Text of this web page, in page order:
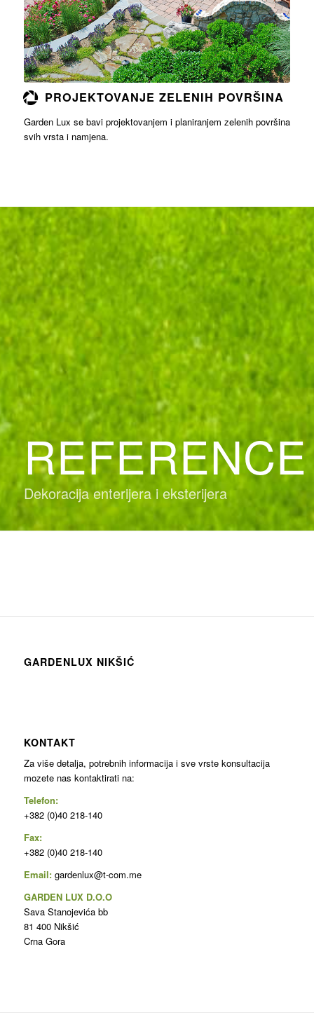
PROJEKTOVANJE ZELENIH POVRŠINA
Garden Lux se bavi projektovanjem i planiranjem zelenih površina
svih vrsta i namjena.
REFERENCE
Dekoracija enterijera i eksterijera
GARDENLUX NIKŠIĆ
KONTAKT
Za više detalja, potrebnih informacija i sve vrste konsultacija
mozete nas kontaktirati na:
Telefon:
+382 (0)40 218-140
Fax:
+382 (0)40 218-140
Email:gardenlux@t-com.me
GARDEN LUX D.O.O
Sava Stanojevića bb
81 400 Nikšić
Crna Gora